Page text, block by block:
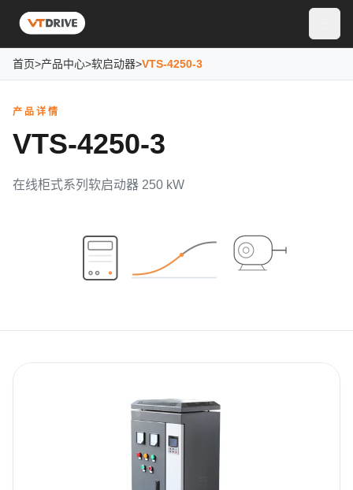
首页>产品中心>软启动器>VTS-4250-3
产品详情
VTS-4250-3
在线柜式系列软启动器 250 kW